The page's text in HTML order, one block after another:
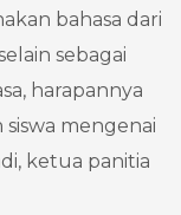
bahasa dari
sebagai
harapannya
mengenai
ketua panitia